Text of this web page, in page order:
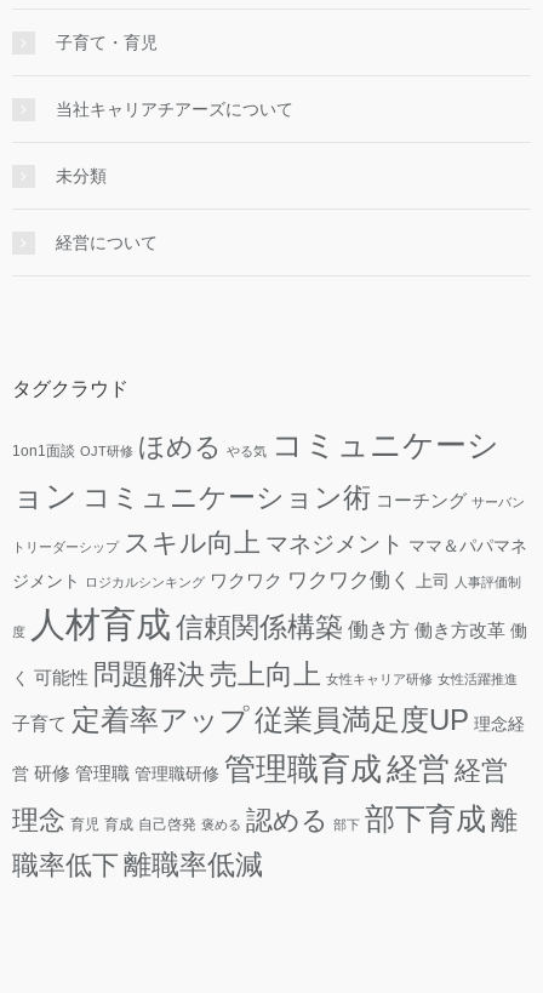
子育て・育児
当社キャリアチアーズについて
未分類
経営について
タグクラウド
1on1面談 OJT研修 ほめる やる気
コミュニケーシ
ョン コミュニケーション術 コーチング サーバン
トリーダーシップ スキル向上 マネジメント ママ＆パパマネ
ジメント
ロジカルシンキング ワクワク ワクワク働く 上司 人事評価制
度 人材育成信頼関係構築 働き方 働き方改革 働
く 可能性 問題解決売上向上 女性キャリア研修 女性活躍推進
子育て 定着率アップ従業員満足度UP 理念経
営 研修 管理職 管理職研修 管理職育成経営 経営
理念 育児 育成 自己啓発 褒める 認める 部下 部下育成 離
職率低下 離職率低減